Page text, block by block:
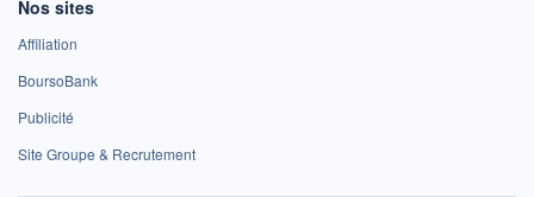
Nos sites
Affiliation
BoursoBank
Publicité
Site Groupe & Recrutement